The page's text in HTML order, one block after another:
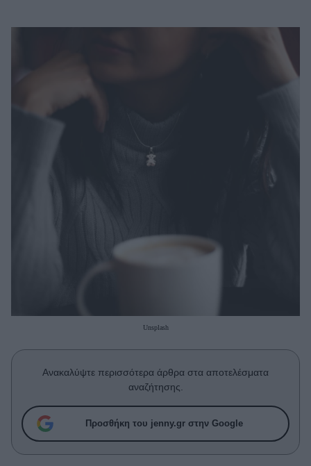
Μαλλιά - Νύχια
Well being
Πρόσωπα
Celebrities
Συνεντεύξεις
True Stories
Ask the Guru
Success Stories
Unsplash
Ανακαλύψτε περισσότερα άρθρα στα αποτελέσματα
αναζήτησης.
Προσθήκη του jenny.gr στην Google